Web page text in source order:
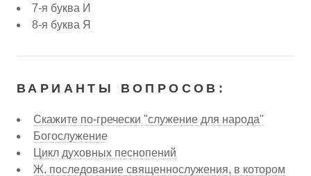
7-я буква И
8-я буква Я
ВАРИАНТЫ ВОПРОСОВ:
Скажите по-гречески "служение для народа"
Богослужение
Цикл духовных песнопений
Ж. последование священнослужения, в котором